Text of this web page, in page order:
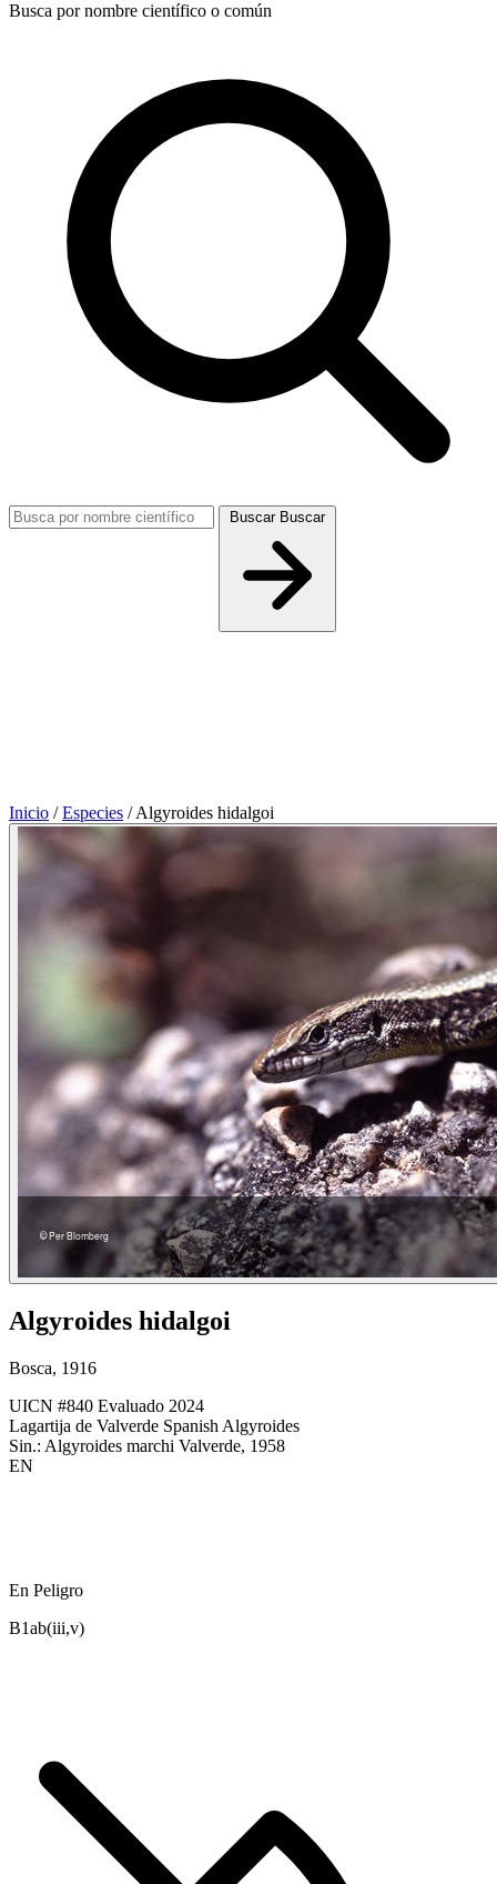
Busca por nombre científico o común
Buscar Buscar
Inicio / Especies / Algyroides hidalgoi
Algyroides hidalgoi
Bosca, 1916
UICN #840 Evaluado 2024
Lagartija de Valverde Spanish Algyroides
Sin.: Algyroides marchi Valverde, 1958
EN
En Peligro
B1ab(iii,v)